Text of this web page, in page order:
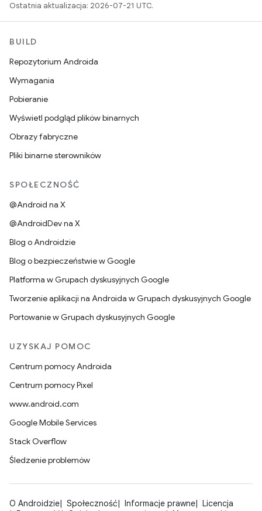
Ostatnia aktualizacja: 2026-07-21 UTC.
BUILD
Repozytorium Androida
Wymagania
Pobieranie
Wyświetl podgląd plików binarnych
Obrazy fabryczne
Pliki binarne sterowników
SPOŁECZNOŚĆ
@Android na X
@AndroidDev na X
Blog o Androidzie
Blog o bezpieczeństwie w Google
Platforma w Grupach dyskusyjnych Google
Tworzenie aplikacji na Androida w Grupach dyskusyjnych Google
Portowanie w Grupach dyskusyjnych Google
UZYSKAJ POMOC
Centrum pomocy Androida
Centrum pomocy Pixel
www.android.com
Google Mobile Services
Stack Overflow
Śledzenie problemów
O Androidzie Społeczność Informacje prawne
Licencja